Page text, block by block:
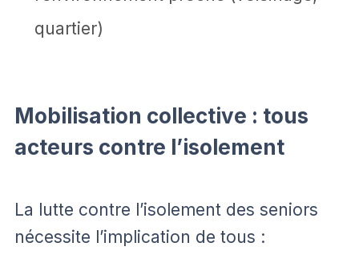
quartier)
Mobilisation collective : tous
acteurs contre l’isolement
La lutte contre l’isolement des seniors
nécessite l’implication de tous :